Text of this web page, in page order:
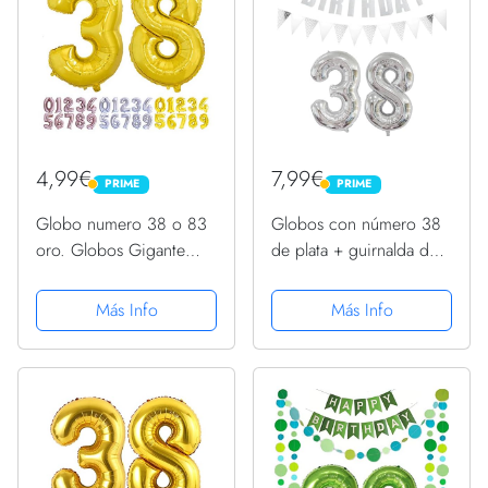
4,99€ PRIME
PRIME
Globo numero 38 o 83
oro. Globos Gigante
cumpleaños decoración
fiesta aniversario boda
tamaño grande 70 cm
aire...
Más Info
7,99€ PRIME
PRIME
Globos con número 38
de plata + guirnalda de
pancarta globo de papel
de aluminio 38
cumpleaños decoración
Más Info